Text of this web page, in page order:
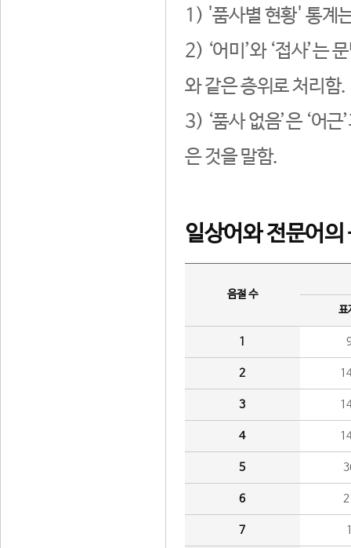
1) '품사별 현황' 통계
2) ‘어미’와 ‘접사’는
와 같은 층위로 처리함.
3) ‘품사 없음’은 ‘어
은 것을 말함.
일상어와 전문어의
음절 수
표
1
2
3
4
5
6
7